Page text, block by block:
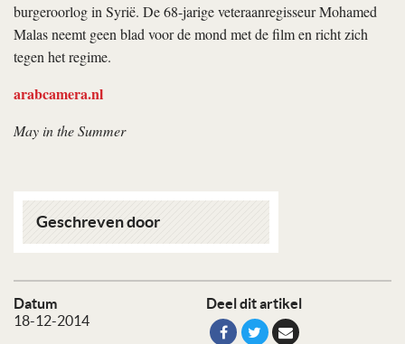
Datum
18-12-2014
Deel dit artikel
burgeroorlog in Syrië. De 68-jarige veteraanregisseur Mohamed
Malas neemt geen blad voor de mond met de film en richt zich
tegen het regime.
arabcamera.nl
May in the Summer
Geschreven door